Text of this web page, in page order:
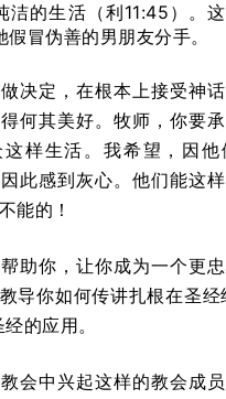
洁的生活（利11:45）。
假冒伪善的男朋友分手。
决定，在根本上接受神
何其美好。牧师，你要
样生活。我希望，因他
此感到灰心。他们能这
能的！
助你，让你成为一个更
导你如何传讲扎根在圣经
的应用。
会中兴起这样的教会成